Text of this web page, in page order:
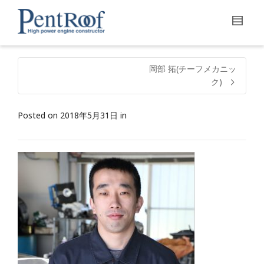
岡部 拓(チーフメカニッ
ク)
Posted on 2018年5月31日 in